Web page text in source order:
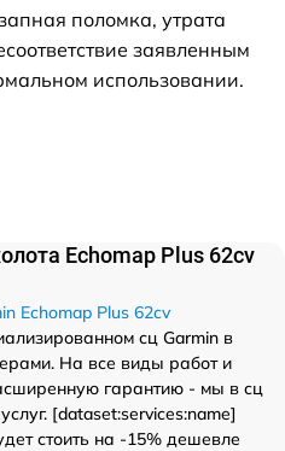
поломка, утрата
заявленным
использовании.
Echomap Plus 62cv
Echomap Plus 62cv
сц Garmin в
На все виды работ и
гарантию - мы в сц
[dataset:services:name]
стоить на -15% дешевле